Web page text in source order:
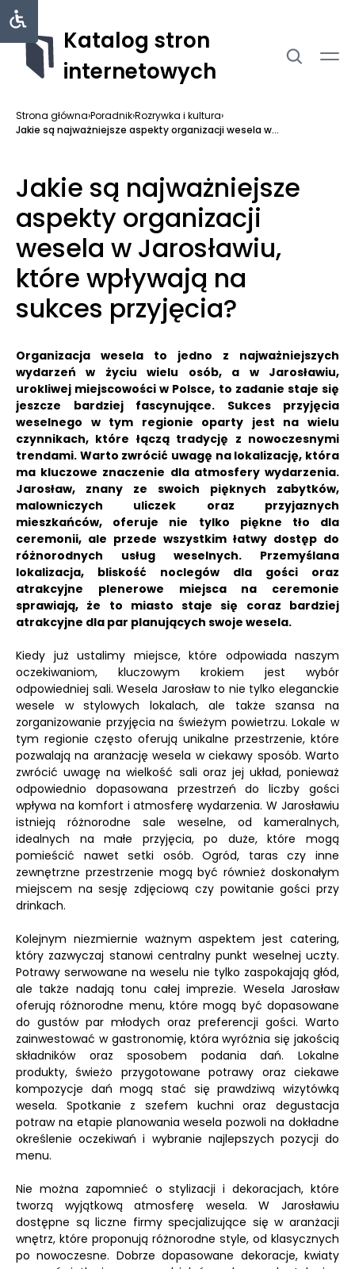
Katalog stron
internetowych
Strona główna›Poradnik›Rozrywka i kultura›
Jakie są najważniejsze aspekty organizacji wesela w...
Jakie są najważniejsze
aspekty organizacji
wesela w Jarosławiu,
które wpływają na
sukces przyjęcia?
Organizacja wesela to jedno z najważniejszych
wydarzeń w życiu wielu osób, a w Jarosławiu,
urokliwej miejscowości w Polsce, to zadanie staje się
jeszcze bardziej fascynujące. Sukces przyjęcia
weselnego w tym regionie oparty jest na wielu
czynnikach, które łączą tradycję z nowoczesnymi
trendami. Warto zwrócić uwagę na lokalizację, która
ma kluczowe znaczenie dla atmosfery wydarzenia.
Jarosław, znany ze swoich pięknych zabytków,
malowniczych uliczek oraz przyjaznych
mieszkańców, oferuje nie tylko piękne tło dla
ceremonii, ale przede wszystkim łatwy dostęp do
różnorodnych usług weselnych. Przemyślana
lokalizacja, bliskość noclegów dla gości oraz
atrakcyjne plenerowe miejsca na ceremonie
sprawiają, że to miasto staje się coraz bardziej
atrakcyjne dla par planujących swoje wesela.
Kiedy już ustalimy miejsce, które odpowiada naszym
oczekiwaniom, kluczowym krokiem jest wybór
odpowiedniej sali. Wesela Jarosław to nie tylko eleganckie
wesele w stylowych lokalach, ale także szansa na
zorganizowanie przyjęcia na świeżym powietrzu. Lokale w
tym regionie często oferują unikalne przestrzenie, które
pozwalają na aranżację wesela w ciekawy sposób. Warto
zwrócić uwagę na wielkość sali oraz jej układ, ponieważ
odpowiednio dopasowana przestrzeń do liczby gości
wpływa na komfort i atmosferę wydarzenia. W Jarosławiu
istnieją różnorodne sale weselne, od kameralnych,
idealnych na małe przyjęcia, po duże, które mogą
pomieścić nawet setki osób. Ogród, taras czy inne
zewnętrzne przestrzenie mogą być również doskonałym
miejscem na sesję zdjęciową czy powitanie gości przy
drinkach.
Kolejnym niezmiernie ważnym aspektem jest catering,
który zazwyczaj stanowi centralny punkt weselnej uczty.
Potrawy serwowane na weselu nie tylko zaspokajają głód,
ale także nadają tonu całej imprezie. Wesela Jarosław
oferują różnorodne menu, które mogą być dopasowane
do gustów par młodych oraz preferencji gości. Warto
zainwestować w gastronomię, która wyróżnia się jakością
składników oraz sposobem podania dań. Lokalne
produkty, świeżo przygotowane potrawy oraz ciekawe
kompozycje dań mogą stać się prawdziwą wizytówką
wesela. Spotkanie z szefem kuchni oraz degustacja
potraw na etapie planowania wesela pozwoli na dokładne
określenie oczekiwań i wybranie najlepszych pozycji do
menu.
Nie można zapomnieć o stylizacji i dekoracjach, które
tworzą wyjątkową atmosferę wesela. W Jarosławiu
dostępne są liczne firmy specjalizujące się w aranżacji
wnętrz, które proponują różnorodne style, od klasycznych
po nowoczesne. Dobrze dopasowane dekoracje, kwiaty